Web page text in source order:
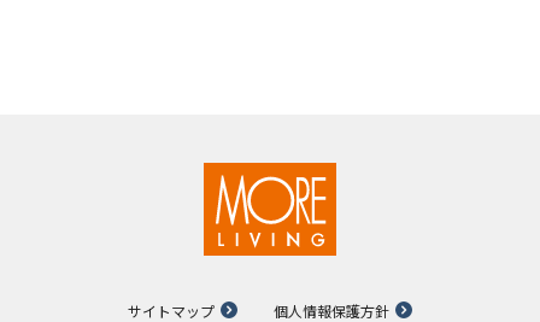
サイトマップ 個人情報保護方針